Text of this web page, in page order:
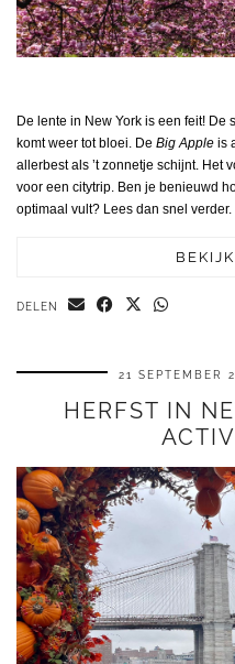
De lente in New York is een feit! De
komt weer tot bloei. De Big Apple is
allerbest als ’t zonnetje schijnt. Het
voor een citytrip. Ben je benieuwd
optimaal vult? Lees dan snel verder.
DELEN
21 SEPTEMBER
HERFST IN